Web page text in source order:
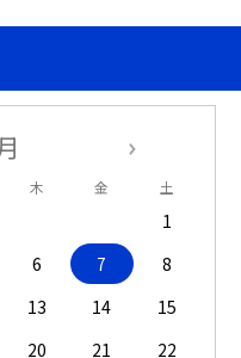
木 金 土
1
6 7
8
13 14
15
20 21
22